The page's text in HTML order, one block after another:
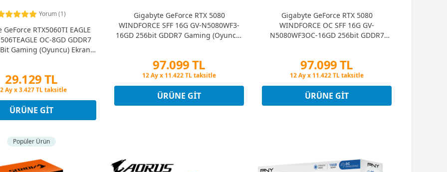
Yorum (1)
RTX5060TI EAGLE
OC-8GD GDDR7
Gaming (Oyuncu) Ekran
29.129 TL
Fiyatına 3 Taksit
Peşin Fiyatına 3 Taksit
ÜRÜNE GIT
Gigabyte GeForce RTX 5080
WINDFORCE SFF 16G GV-N5080WF3-
16GD 256bit GDDR7 Gaming (Oyuncu)
97.099 TL
Peşin Fiyatına 3 Taksit
Peşin Fiyatına 3 Taksit
ÜRÜNE GIT
Gigabyte GeForce RTX 5080
WINDFORCE OC SFF 16G GV-
N5080WF3OC-16GD 256bit GDDR7
97.099 TL
Peşin Fiyatına 3 Taksit
Peşin Fiyatına 3 Taksit
ÜRÜNE GIT
Popüler Ürün